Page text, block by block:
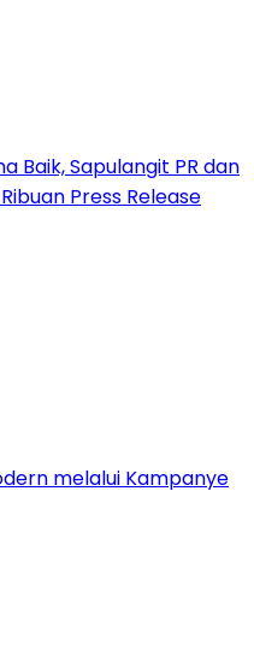
Baik, Sapulangit PR dan
Press Release
melalui Kampanye